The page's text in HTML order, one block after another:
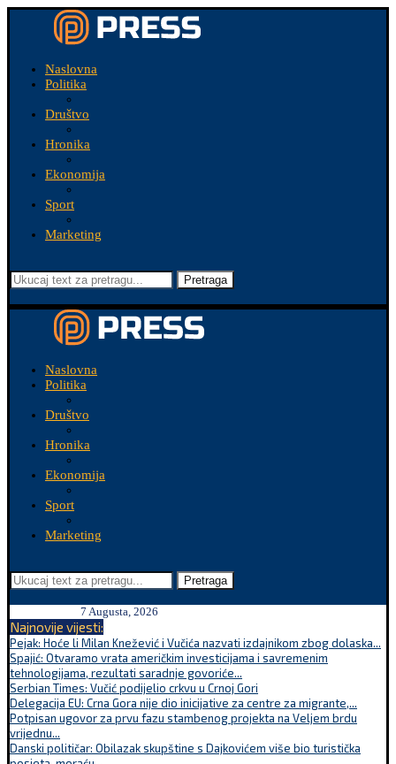
Naslovna
Politika
Društvo
Hronika
Ekonomija
Sport
Marketing
Pretraga
Naslovna
Politika
Društvo
Hronika
Ekonomija
Sport
Marketing
Pretraga
7 Augusta, 2026
Najnovije vijesti:
Pejak: Hoće li Milan Knežević i Vučića nazvati izdajnikom zbog dolaska...
Spajić: Otvaramo vrata američkim investicijama i savremenim
tehnologijama, rezultati saradnje govoriće...
Serbian Times: Vučić podijelio crkvu u Crnoj Gori
Delegacija EU: Crna Gora nije dio inicijative za centre za migrante,...
Potpisan ugovor za prvu fazu stambenog projekta na Veljem brdu
vrijednu...
Danski političar: Obilazak skupštine s Dajkovićem više bio turistička